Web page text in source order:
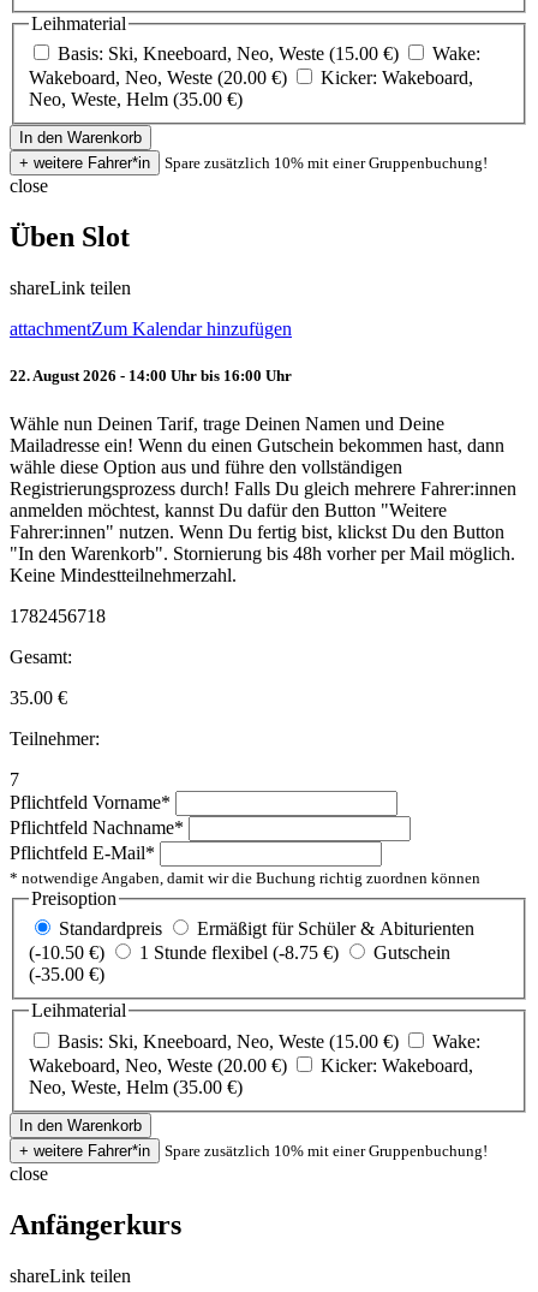
Leihmaterial
Basis: Ski, Kneeboard, Neo, Weste (15.00 €)
Wake:
Wakeboard, Neo, Weste (20.00 €)
Kicker: Wakeboard,
Neo, Weste, Helm (35.00 €)
Spare zusätzlich 10% mit einer Gruppenbuchung!
close
Üben Slot
shareLink teilen
attachmentZum Kalendar hinzufügen
22. August 2026 - 14:00 Uhr bis 16:00 Uhr
Wähle nun Deinen Tarif, trage Deinen Namen und Deine
Mailadresse ein! Wenn du einen Gutschein bekommen hast, dann
wähle diese Option aus und führe den vollständigen
Registrierungsprozess durch! Falls Du gleich mehrere Fahrer:innen
anmelden möchtest, kannst Du dafür den Button "Weitere
Fahrer:innen" nutzen. Wenn Du fertig bist, klickst Du den Button
"In den Warenkorb". Stornierung bis 48h vorher per Mail möglich.
Keine Mindestteilnehmerzahl.
1782456718
Gesamt:
35.00 €
Teilnehmer:
7
Pflichtfeld Vorname*
Pflichtfeld Nachname*
Pflichtfeld E-Mail*
* notwendige Angaben, damit wir die Buchung richtig zuordnen können
Preisoption
Standardpreis
Ermäßigt für Schüler & Abiturienten
(-10.50 €)
1 Stunde flexibel (-8.75 €)
Gutschein
(-35.00 €)
Leihmaterial
Basis: Ski, Kneeboard, Neo, Weste (15.00 €)
Wake:
Wakeboard, Neo, Weste (20.00 €)
Kicker: Wakeboard,
Neo, Weste, Helm (35.00 €)
Spare zusätzlich 10% mit einer Gruppenbuchung!
close
Anfängerkurs
shareLink teilen